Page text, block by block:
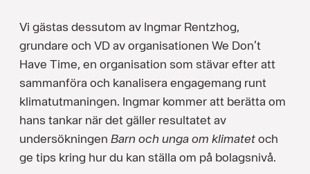
Vi gästas dessutom av Ingmar Rentzhog,
grundare och VD av organisationen We Don’t
Have Time, en organisation som stävar efter att
sammanföra och kanalisera engagemang runt
klimatutmaningen. Ingmar kommer att berätta om
hans tankar när det gäller resultatet av
undersökningen Barn och unga om klimatetoch
ge tips kring hur du kan ställa om på bolagsnivå.